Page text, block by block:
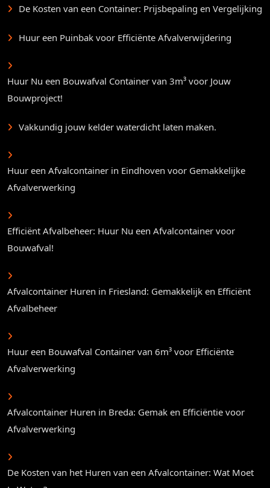
De Kosten van een Container: Prijsbepaling en Vergelijking
Huur een Puinbak voor Efficiënte Afvalverwijdering
Huur Nu een Bouwafval Container van 3m³ voor Jouw
Bouwproject!
Vakkundig jouw kelder waterdicht laten maken.
Huur een Afvalcontainer in Eindhoven voor Gemakkelijke
Afvalverwerking
Efficiënt Afvalbeheer: Huur Nu een Afvalcontainer voor
Bouwafval!
Afvalcontainer Huren in Friesland: Gemakkelijk en Efficiënt
Afvalbeheer
Huur een Bouwafval Container van 6m³ voor Efficiënte
Afvalverwerking
Afvalcontainer Huren in Breda: Gemak en Efficiëntie voor
Afvalverwerking
De Kosten van het Huren van een Afvalcontainer: Wat Moet